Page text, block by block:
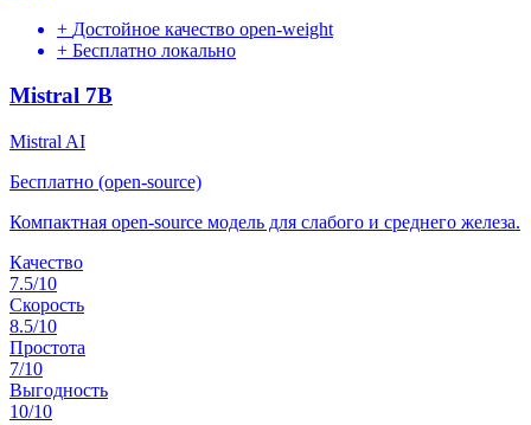
+ Достойное качество open-weight
+ Бесплатно локально
Mistral 7B
Mistral AI
Бесплатно (open-source)
Компактная open-source модель для слабого и среднего железа.
Качество
7.5/10
Скорость
8.5/10
Простота
7/10
Выгодность
10/10